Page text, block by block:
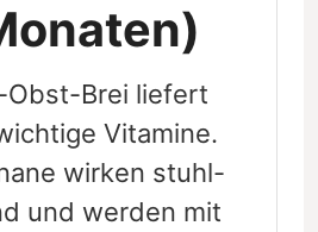
Obst-Brei liefert
Vitamine.
wirken stuhl-
und werden mit